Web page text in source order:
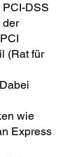
PCI-DSS
der
(Rat für
wie
Express